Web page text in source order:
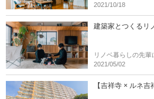
2021/10/18
建築家とつくるリ
リノベ暮らしの先輩
2021/05/02
【吉祥寺 × ルネ吉